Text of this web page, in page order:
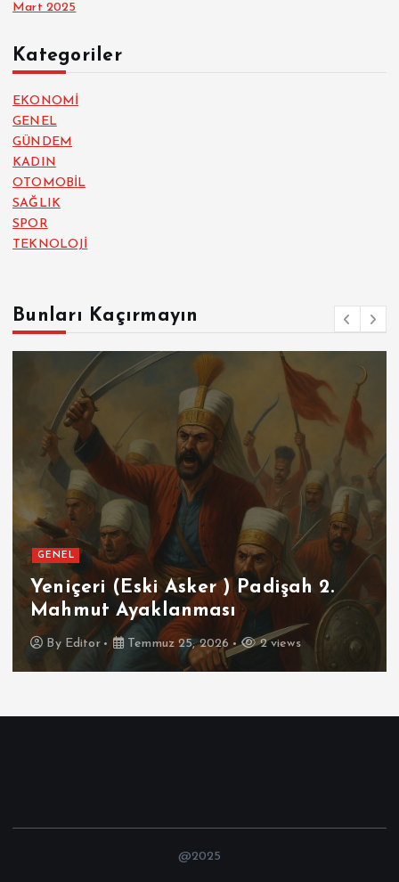
Mart 2025
Kategoriler
EKONOMİ
GENEL
GÜNDEM
KADIN
OTOMOBİL
SAĞLIK
SPOR
TEKNOLOJİ
Bunları Kaçırmayın
GENEL SPOR
Futbolun Zirvesinde Yeniden
İspanya
By Editor Temmuz 16, 2026 3 views
@2025